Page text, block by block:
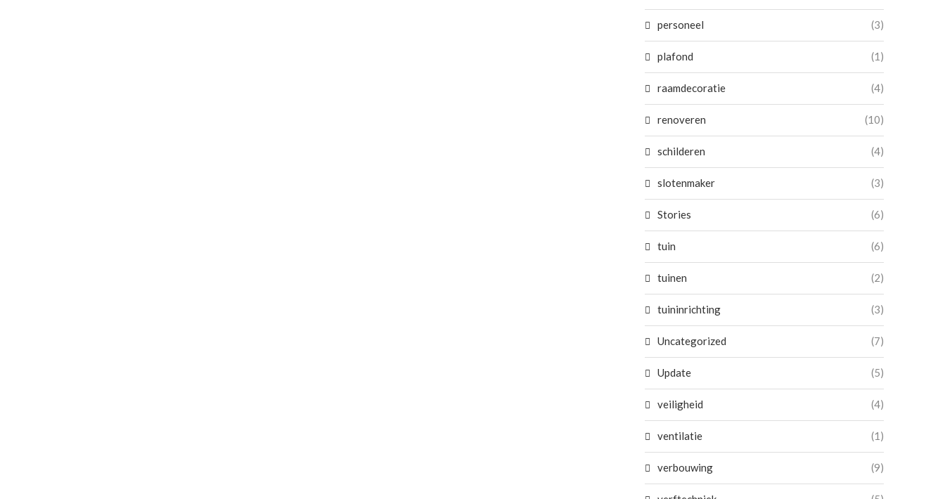
personeel (3)
plafond (1)
raamdecoratie (4)
renoveren (10)
schilderen (4)
slotenmaker (3)
Stories (6)
tuin (6)
tuinen (2)
tuininrichting (3)
Uncategorized (7)
Update (5)
veiligheid (4)
ventilatie (1)
verbouwing (9)